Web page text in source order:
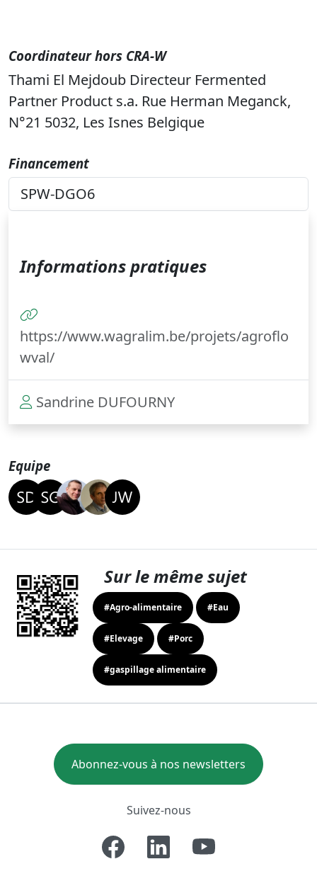
Coordinateur hors CRA-W
Thami El Mejdoub Directeur Fermented
Partner Product s.a. Rue Herman Meganck,
N°21 5032, Les Isnes Belgique
Financement
SPW-DGO6
Informations pratiques
https://www.wagralim.be/projets/agroflo
wval/
Sandrine DUFOURNY
Equipe
Sur le même sujet
#Agro-alimentaire #Eau
#Elevage #Porc
#gaspillage alimentaire
Abonnez-vous à nos newsletters
Suivez-nous